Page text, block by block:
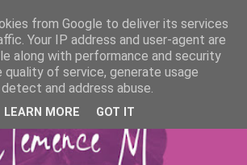
from Google to deliver its services
Your IP address and user-agent are
along with performance and security
of service, generate usage
and address abuse.
LEARN MORE GOT IT